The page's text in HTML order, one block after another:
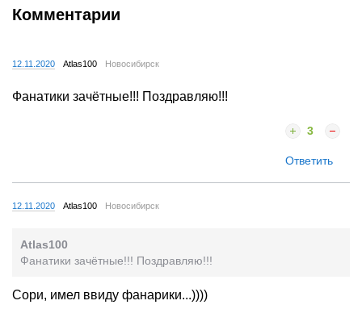
Комментарии
12.11.2020 Atlas100 Новосибирск
Фанатики зачётные!!! Поздравляю!!!
3
Ответить
12.11.2020 Atlas100 Новосибирск
Atlas100
Фанатики зачётные!!! Поздравляю!!!
Сори, имел ввиду фанарики...))))